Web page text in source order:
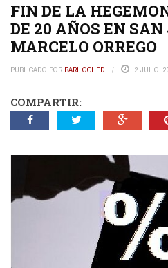
FIN DE LA
DE 20 AÑOS EN
MARCELO ORREGO
PUBLICADO POR BARILOCHED 2 JULIO,
COMPARTIR: